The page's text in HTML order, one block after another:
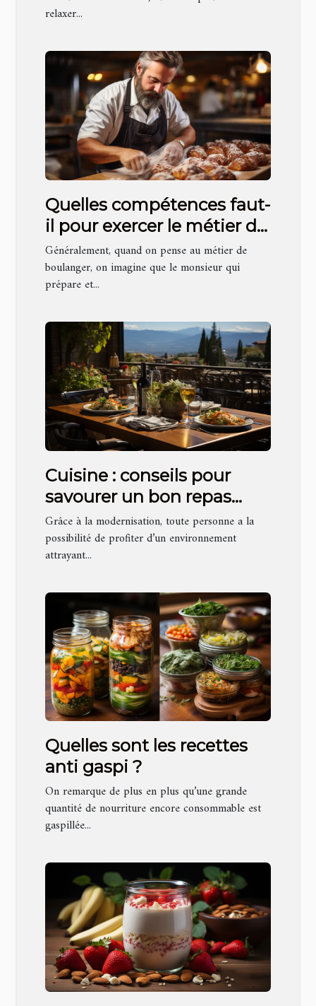
relaxer...
Quelles compétences faut-
il pour exercer le métier de
boulanger ?
Généralement, quand on pense au métier de
boulanger, on imagine que le monsieur qui
prépare et...
Cuisine : conseils pour
savourer un bon repas
dans les restaurants en
terrasse
Grâce à la modernisation, toute personne a la
possibilité de profiter d’un environnement
attrayant...
Quelles sont les recettes
anti gaspi ?
On remarque de plus en plus qu’une grande
quantité de nourriture encore consommable est
gaspillée...